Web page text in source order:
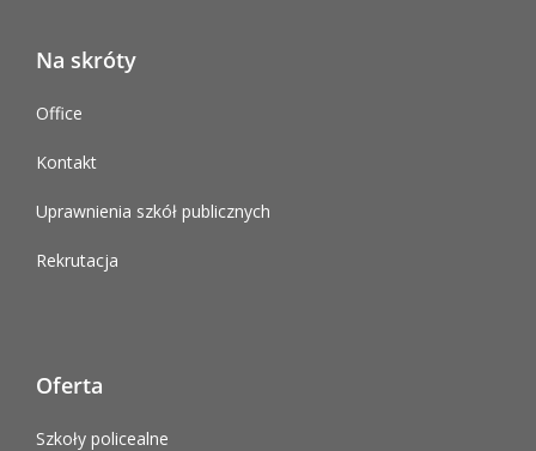
Na skróty
Office
Kontakt
Uprawnienia szkół publicznych
Rekrutacja
Oferta
Szkoły policealne